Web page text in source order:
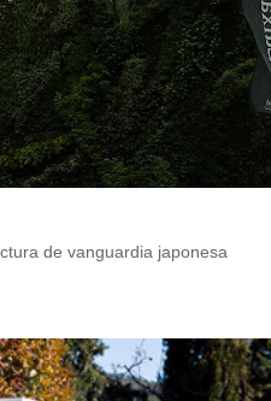
de vanguardia japonesa